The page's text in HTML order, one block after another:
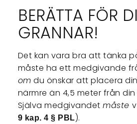
BERÄTTA FÖR
GRANNAR!
Det kan vara bra att tänka
måste ha ett medgivande
om du önskar att placera
närmre än 4,5 meter från
Själva medgivandetmåste
9 kap. 4 § PBL).